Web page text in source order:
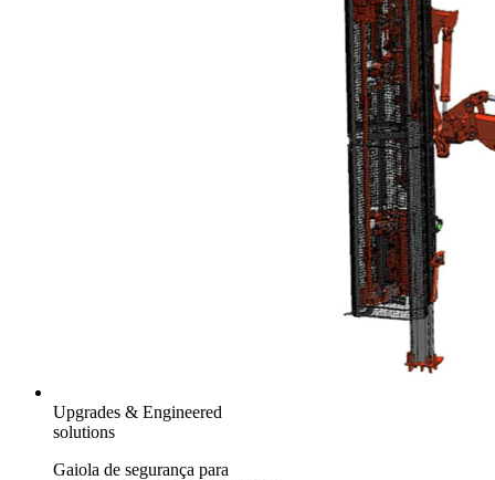
Upgrades & Engineered
solutions
Gaiola de segurança para